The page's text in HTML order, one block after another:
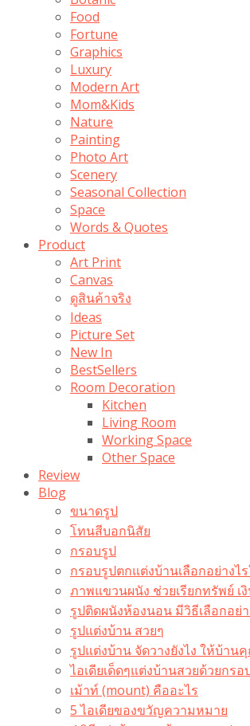
Food
Fortune
Graphics
Luxury
Modern Art
Mom&Kids
Nature
Painting
Photo Art
Scenery
Seasonal Collection
Space
Words & Quotes
Product
Art Print
Canvas
ดูสินค้าจริง
Ideas
Picture Set
New In
BestSellers
Room Decoration
Kitchen
Living Room
Working Space
Other Space
Review
Blog
ขนาดรูป
โทนสีบอกนิสัย
กรอบรูป
กรอบรูปตกแต่งบ้านเลือกอย่าง
ภาพแขวนผนัง ช่วยเรียกทรัพย์
รูปติดผนังห้องนอน มีวิธีเลือกอย่
รูปแต่งบ้าน สวยๆ
รูปแต่งบ้าน จัดวางยังไง ให้บ้า
ไอเดียเด็ดๆแต่งบ้านสวยด้วยกรอ
เม้าท์ (mount) คืออะไร​
5 ไอเดียของขวัญความหมาย